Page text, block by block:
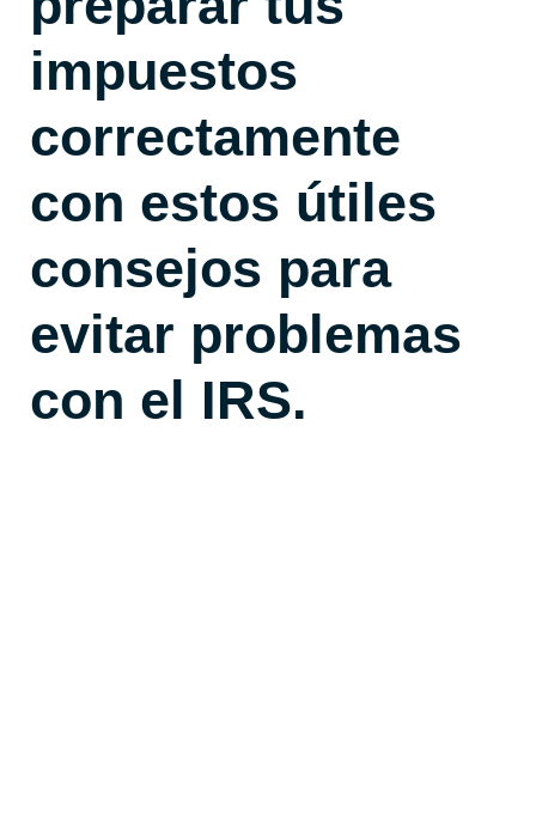
impuestos
correctamente
con estos útiles
consejos para
evitar problemas
con el IRS.